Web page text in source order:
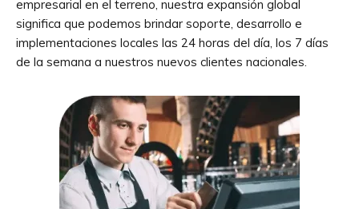
empresarial en el terreno, nuestra expansión global
significa que podemos brindar soporte, desarrollo e
implementaciones locales las 24 horas del día, los 7 días
de la semana a nuestros nuevos clientes nacionales.